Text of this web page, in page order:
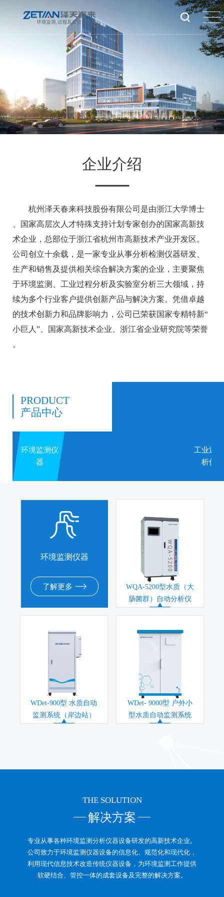
企业介绍
杭州泽天春来科技股份有限公司是由浙江大学博士
、国家高层次人才特殊支持计划专家创办的国家高新技
术企业，总部位于浙江省杭州市高新技术产业开发区。
公司创立十余载，是一家专业从事分析检测仪器研发、
生产和销售及提供相关综合解决方案的企业，主要聚焦
于环境监测、工业过程分析及实验室分析三大领域，持
续为多个行业客户提供创新产品与解决方案。凭借卓越
的技术创新力和品牌影响力，公司已荣获国家专精特新“
小巨人”、国家高新技术企业、浙江省企业研究院等荣誉
。
PRODUCT
产品中心
环境监测仪
器
工业过
析仪器
环境监测仪器
了解更多
WQA-5200型水质（大
肠菌群）自动分析仪
WDet-900型 水质自动
监测系统（岸边站）
WDet- 9000型 户外小
型水质自动监测系统
THE SOLUTION
解决方案
专业从事各种环境监测分析仪器设备研发的高新技术企业。
公司致力于环境监测仪器设备的信息化、规范化和现代化，
利用现代信息技术改造传统仪器设备，为环境监测工作提供
软硬结合、管控一体的成套设备及完整的解决方案。